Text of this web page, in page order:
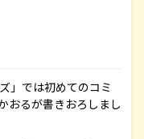
」では初めてのコミ
おるが書きおろしまし